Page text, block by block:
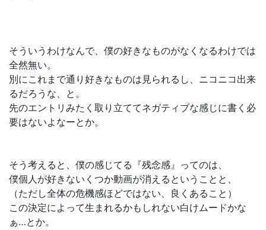
そういうわけなんで、僕の好きなものがなくなるわけでは
全然無い。
別にこれまで通り好きなものは見られるし、ニコニコ出来
るだろうな、と。
先のエントリみたく取り立ててネガティブな感じに書く必
要はないよなーとか。
そう考えると、僕の感じてる『残念感』ってのは、
僕個人が好きないくつか動画が消えるということと、
（ただし全体の危機感ほどではない、良くあること）
この決定によって生まれるかもしれない白けムードかな
ぁ…とか。